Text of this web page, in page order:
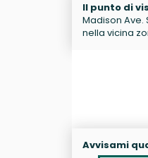
Il punto di
Madison
nella vicina
Avvisami